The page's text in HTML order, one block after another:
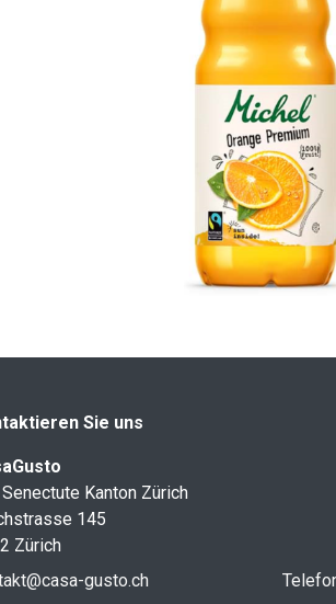
Sie uns
Kanton Zürich
145
Zürich
gusto.ch